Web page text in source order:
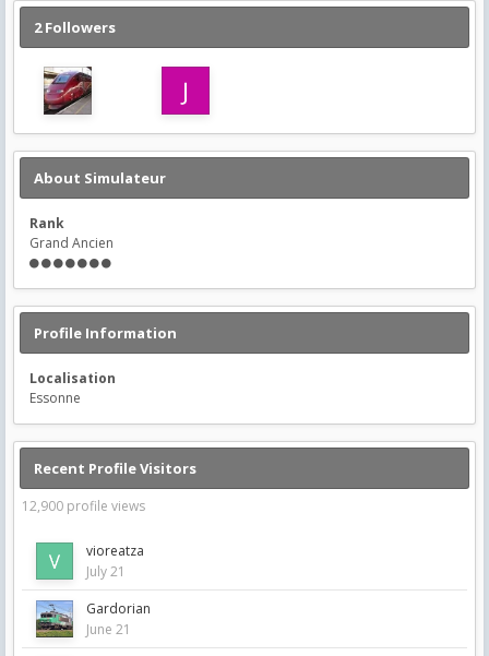
2 Followers
About Simulateur
Rank
Grand Ancien
Profile Information
Localisation
Essonne
Recent Profile Visitors
12,900 profile views
vioreatza
July 21
Gardorian
June 21